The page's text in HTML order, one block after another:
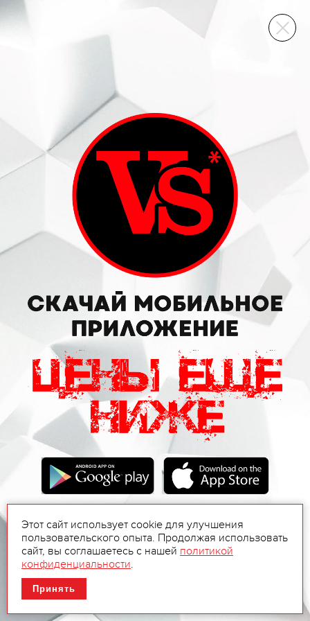
ВИННЫЙ СКЛАД
Этот сайт использует cookie для улучшения
пользовательского опыта. Продолжая использовать
сайт, вы соглашаетесь с нашей политикой
конфиденциальности.
Принять